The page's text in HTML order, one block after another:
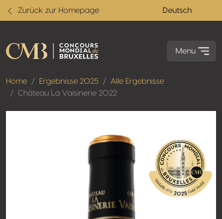
Zurück zur Homepage Deutsch
Menu
Home Ergebnisse 2025
Alle Ergebnisse
Château La Vaisinerie 2022